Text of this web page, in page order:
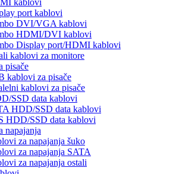
kablovi
port kablovi
DVI/VGA kablovi
HDMI/DVI kablovi
Display port/HDMI kablovi
kablovi za monitore
pisače
kablovi za pisače
kablovi za pisače
SSD data kablovi
HDD/SSD data kablovi
HDD/SSD data kablovi
napajanja
za napajanja šuko
za napajanja SATA
za napajanja ostali